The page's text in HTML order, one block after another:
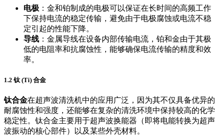
电极 ：金和铂制成的电极可以保证在长时间的高频工作
下保持电流的稳定传输，避免由于电极腐蚀或电流不稳
定引起的性能下降。
导线 ：金属导线在设备内部传输电流，铂和金由于其极
低的电阻率和抗腐蚀性，能够确保电流传输的精度和效
率。
1.2 钛 (Ti) 合金
钛合金在超声波清洗机中的应用广泛，因为其不仅具备优异的
耐腐蚀性和强度，还能够在复杂的清洗环境中保持较高的化学
稳定性。钛合金主要用于超声波换能器（即将电能转换为超声
波振动的核心部件）以及某些外壳材料。